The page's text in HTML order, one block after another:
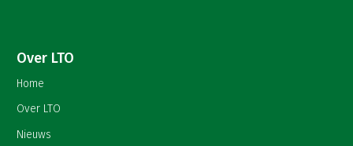
Over LTO
Home
Over LTO
Nieuws